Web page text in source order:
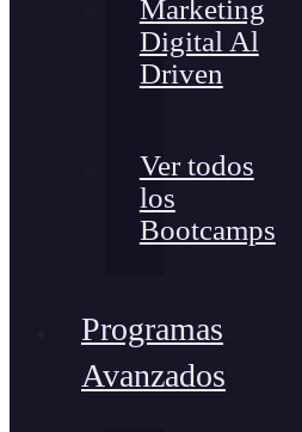
Marketing
Digital Al
Driven
Ver todos
los
Bootcamps
Programas
Avanzados